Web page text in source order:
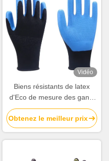
Vidéo
Biens résistants de latex
d'Eco de mesure des gants
10 de glissement sans
couture de polyester
Obtenez le meilleur prix